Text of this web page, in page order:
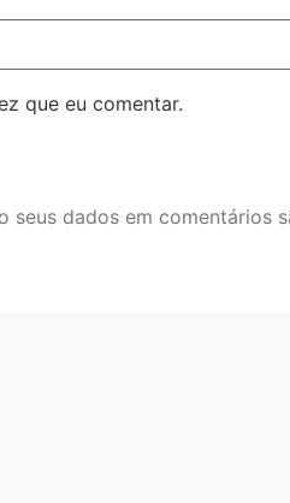
que eu comentar.
seus dados em comentários